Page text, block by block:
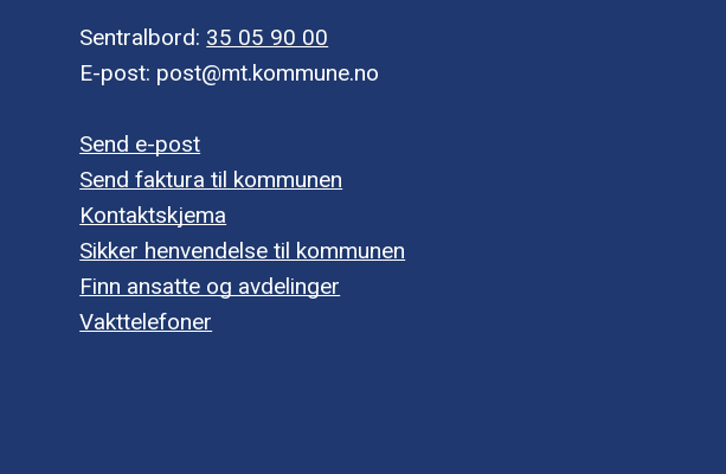
Sentralbord: 35 05 90 00
E-post: post@mt.kommune.no
Send e-post
Send faktura til kommunen
Kontaktskjema
Sikker henvendelse til kommunen
Finn ansatte og avdelinger
Vakttelefoner